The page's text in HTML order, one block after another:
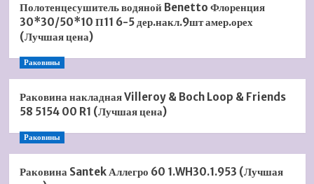
Полотенцесушитель водяной Benetto Флоренция
30*30/50*10 П11 6-5 дер.накл.9шт амер.орех
(Лучшая цена)
Раковины
Раковина накладная Villeroy & Boch Loop & Friends
58 5154 00 R1 (Лучшая цена)
Раковины
Раковина Santek Аллегро 60 1.WH30.1.953 (Лучшая